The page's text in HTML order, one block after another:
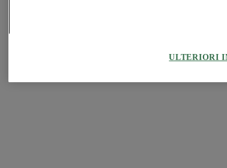
ULTERIORI